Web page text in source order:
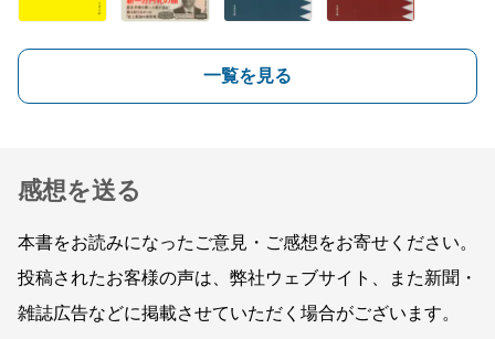
一覧を見る
感想を送る
本書をお読みになったご意見・ご感想をお寄せください。
投稿されたお客様の声は、弊社ウェブサイト、また新聞・
雑誌広告などに掲載させていただく場合がございます。